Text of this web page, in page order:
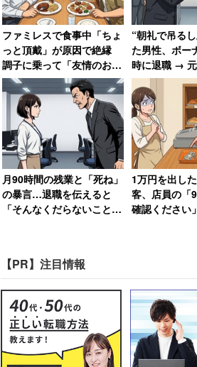
まず「夫の仕事に対する不満があ
ると「300万円未満」（65.1％）が
（64.5％）、「400万円以上500万
高まっている。
続いて夫に対する転職希望を聞く
しい」（30.0％）を大きく上回っ
「300万円未満」（47.0％）が一番
以上500万円未満」（34.8％）とな
また「夫の仕事が原因で離婚した
「運輸業」「不動産業」（同15.4
（12.1％）で高い回答を得た。
ファミレスで食事中「ちょ
っと頂戴」が原因で絶縁
調子に乗って「友情のお子
様ランチ」を作ってSNS
で“プチバズ”した友人の末
“朝礼で吊る
た男性、ボー
時に退職 →
が急降下で「
思いました」
月90時間の残業と「死ね」
の暴言…退職を伝えると
「そんなくだらないことで
1万円を出し
客、店員の「
確認ください
【PR】注目情報